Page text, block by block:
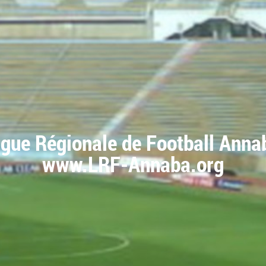
Régionale de Football
www.LRF-Annaba.org